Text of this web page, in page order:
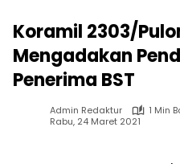
Koramil 2303/
Mengadakan
Penerima BST
Admin Redaktur
1 Min
Rabu, 24 Maret 2021